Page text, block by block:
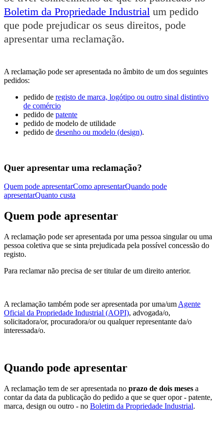
Boletim da Propriedade Industrial um pedido
que pode prejudicar os seus direitos, pode
apresentar uma reclamação.
A reclamação pode ser apresentada no âmbito de um dos seguintes
pedidos:
pedido de registo de marca, logótipo ou outro sinal distintivo
de comércio
pedido de patente
pedido de modelo de utilidade
pedido de desenho ou modelo (design).
Quer apresentar uma reclamação?
Quem pode apresentarComo apresentarQuando pode
apresentarQuanto custa
Quem pode apresentar
A reclamação pode ser apresentada por uma pessoa singular ou uma
pessoa coletiva que se sinta prejudicada pela possível concessão do
registo.
Para reclamar não precisa de ser titular de um direito anterior.
A reclamação também pode ser apresentada por uma/um Agente
Oficial da Propriedade Industrial (AOPI), advogada/o,
solicitadora/or, procuradora/or ou qualquer representante da/o
interessada/o.
Quando pode apresentar
A reclamação tem de ser apresentada no prazo de dois meses a
contar da data da publicação do pedido a que se quer opor - patente,
marca, design ou outro - no Boletim da Propriedade Industrial.